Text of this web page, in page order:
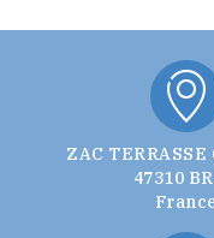
ZAC TERRASSE
47310